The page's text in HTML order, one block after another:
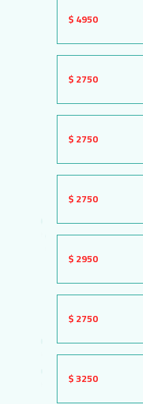
4950 $
2750 $
2750 $
2750 $
2950 $
2750 $
3250 $